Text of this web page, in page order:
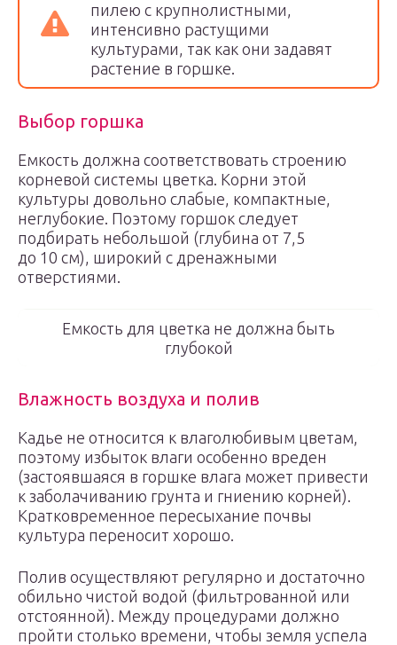
пилею с крупнолистными,
интенсивно растущими
культурами, так как они задавят
растение в горшке.
Выбор горшка
Емкость должна соответствовать строению
корневой системы цветка. Корни этой
культуры довольно слабые, компактные,
неглубокие. Поэтому горшок следует
подбирать небольшой (глубина от 7,5
до 10 см), широкий с дренажными
отверстиями.
Емкость для цветка не должна быть
глубокой
Влажность воздуха и полив
Кадье не относится к влаголюбивым цветам,
поэтому избыток влаги особенно вреден
(застоявшаяся в горшке влага может привести
к заболачиванию грунта и гниению корней).
Кратковременное пересыхание почвы
культура переносит хорошо.
Полив осуществляют регулярно и достаточно
обильно чистой водой (фильтрованной или
отстоянной). Между процедурами должно
пройти столько времени, чтобы земля успела